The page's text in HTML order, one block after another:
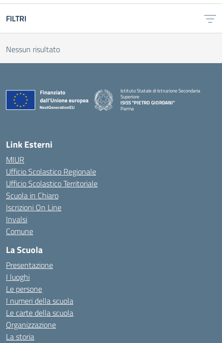
FILTRI
Nessun risultato
Istituto Statale di Istruzione Secondaria
Superiore
ISISS "PIETRO GIORDANI"
Parma
Link Esterni
MIUR
Ufficio Scolastico Regionale
Ufficio Scolastico Territoriale
Scuola in Chiaro
Iscrizioni On Line
Invalsi
Comune
La Scuola
Presentazione
I luoghi
Le persone
I numeri della scuola
Le carte della scuola
Organizzazione
La storia